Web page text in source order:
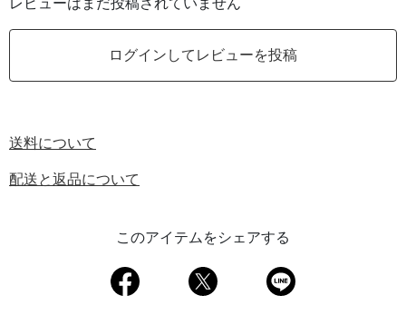
レビューはまだ投稿されていません
ログインしてレビューを投稿
送料について
配送と返品について
このアイテムをシェアする